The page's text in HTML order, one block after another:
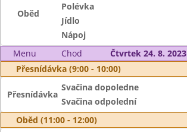
Oběd
Polévka
Jídlo
Nápoj
Menu
Chod
Čtvrtek 24. 8. 2023
Přesnídávka (9:00 - 10:00)
Přesnídávka
Svačina dopoledne
Svačina odpolední
Oběd (11:00 - 12:00)